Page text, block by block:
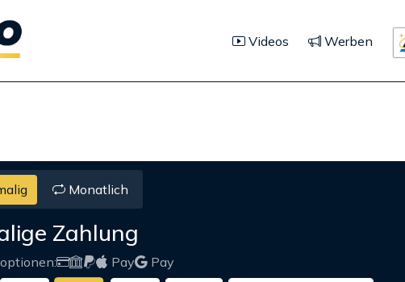
Videos Werben
Monatlich
Zahlung
Pay
Pay